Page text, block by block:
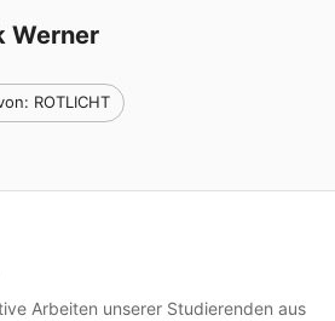
Werner
ROTLICHT
Arbeiten unserer Studierenden aus